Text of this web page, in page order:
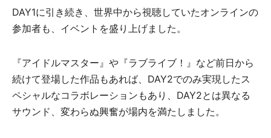
DAY1に引き続き、世界中から視聴していたオンラインの
参加者も、イベントを盛り上げました。
『アイドルマスター』や『ラブライブ！』など前日から
続けて登場した作品もあれば、DAY2でのみ実現したス
ペシャルなコラボレーションもあり、DAY2とは異なる
サウンド、変わらぬ興奮が場内を満たしました。